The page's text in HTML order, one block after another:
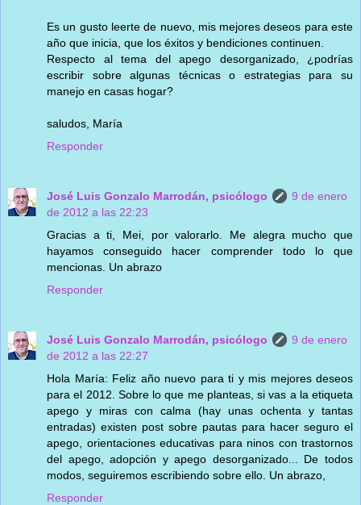
Es un gusto leerte de nuevo, mis mejores deseos para este
año que inicia, que los éxitos y bendiciones continuen.
Respecto al tema del apego desorganizado, ¿podrías
escribir sobre algunas técnicas o estrategias para su
manejo en casas hogar?
saludos, María
Responder
José Luis Gonzalo Marrodán, psicólogo
9 de enero
de 2012 a las 22:23
Gracias a ti, Mei, por valorarlo. Me alegra mucho que
hayamos conseguido hacer comprender todo lo que
mencionas. Un abrazo
Responder
José Luis Gonzalo Marrodán, psicólogo
9 de enero
de 2012 a las 22:27
Hola María: Feliz año nuevo para ti y mis mejores deseos
para el 2012. Sobre lo que me planteas, si vas a la etiqueta
apego y miras con calma (hay unas ochenta y tantas
entradas) existen post sobre pautas para hacer seguro el
apego, orientaciones educativas para ninos con trastornos
del apego, adopción y apego desorganizado... De todos
modos, seguiremos escribiendo sobre ello. Un abrazo,
Responder